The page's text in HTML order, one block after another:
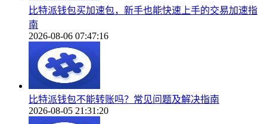
比特派钱包买加速包，新手也能快速上手的交易加速指
南
2026-08-06 07:47:16
比特派钱包不能转账吗？常见问题及解决指南
2026-08-05 21:31:20